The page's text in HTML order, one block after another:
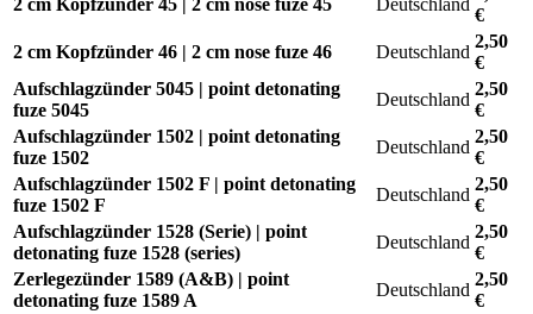
€
2 cm Kopfzünder 46 | 2 cm nose fuze 46
Deutschland
2,50
€
Aufschlagzünder 5045 | point detonating
fuze 5045
Deutschland
2,50
€
Aufschlagzünder 1502 | point detonating
fuze 1502
Deutschland
2,50
€
Aufschlagzünder 1502 F | point detonating
fuze 1502 F
Deutschland
2,50
€
Aufschlagzünder 1528 (Serie) | point
detonating fuze 1528 (series)
Deutschland
2,50
€
Zerlegezünder 1589 (A&B) | point
detonating fuze 1589 A
Deutschland
2,50
€